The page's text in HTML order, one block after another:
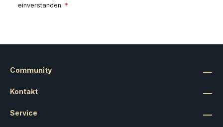
einverstanden. *
Kontakt
Service
Community